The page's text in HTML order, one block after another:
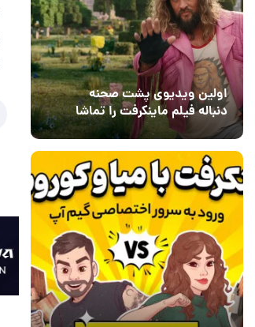
اولین ویدیوی پشت صحنه
دنباله فیلم ماینکرفت را تماشا
کنید19 13 اسفند 1403